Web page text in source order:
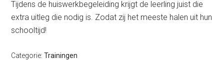
Tijdens de huiswerkbegeleiding krijgt de leerling juist die
extra uitleg die nodig is. Zodat zij het meeste halen uit hun
schooltijd!
Categorie:Trainingen